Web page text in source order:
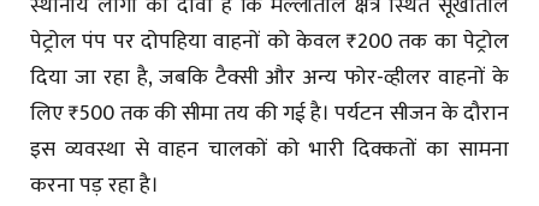
पेट्रोल पंप पर दोपहिया वाहनों को केवल ₹200 तक का पेट्रोल
दिया जा रहा है, जबकि टैक्सी और अन्य फोर-व्हीलर वाहनों के
लिए ₹500 तक की सीमा तय की गई है। पर्यटन सीजन के दौरान
इस व्यवस्था से वाहन चालकों को भारी दिक्कतों का सामना
करना पड़ रहा है।